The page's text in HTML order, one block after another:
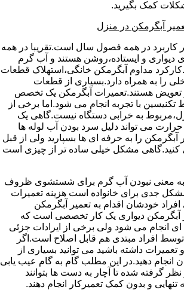
کمک بگیرید.
آبگرمکن در منزل
کاربرد در همه فصول سال است.تقریبا در همه
دیواری و ایستاده،روشن هستند و آب گرم
مداوم آبگرمکن خانگی،استهلاک قطعات
را به همراه دارد.بسیاری از قطعات
و تعویض هستند.تعمیرات آبگرمکن یک تخصص
با تجربه انجام می شود.اما برخی از
به خرابی دستگاه نیست.گاهی یک
حرارت می تواند دلیل سرد بودن آب لوله ها
آبگرمکن را به حرفه ای ها بسپارید ولی از قبل
کنید.گاهی مشکل خیلی ساده تر از چیزی است
معنی نبودن آب گرم برای شستشوی ظروف
جدی برای خانواده است هزینه تعمیرات
خودشان اقدام به تعمیر آبگرمکن
آبگرمکن دیواری یک کار تخصصی است که
انجام می شود ولی برخی از ایرادات جزئی
افراد مبتدی هم قابل اصلاح است.اگر
تعمیرات داشته باشید می توانید بسیاری از
انجام دهید.در این مطلب گام به گام عیب یابی
گرفته شده تا آچار به دست ها بتوانند
تنهایی و بدون کمک تعمیرکار انجام دهند.